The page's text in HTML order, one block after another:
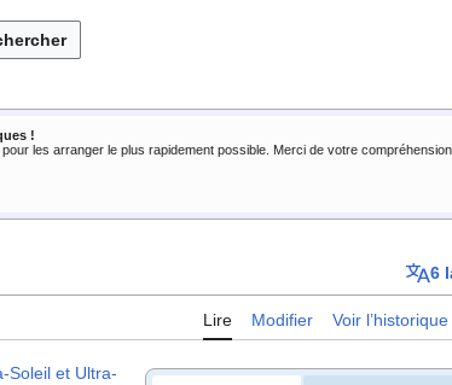
!
les arranger le plus rapidement possible. Merci de votre
6
Lire Modifier Voir l’historique
Soleil et Ultra-